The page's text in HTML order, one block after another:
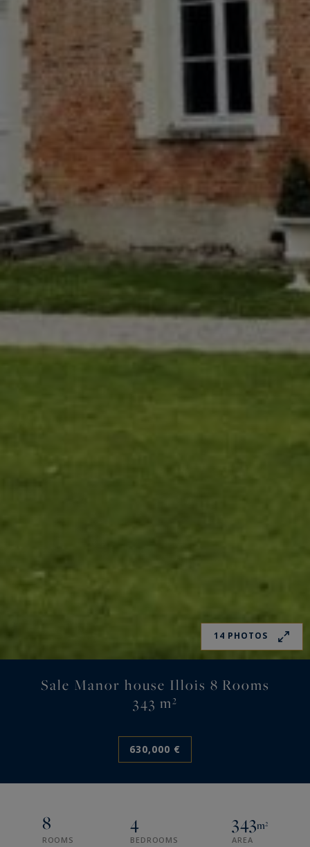
14 PHOTOS
Sale Manor house Illois 8 Rooms
343 m²
630,000 €
8
ROOMS
4
BEDROOMS
343m²
AREA